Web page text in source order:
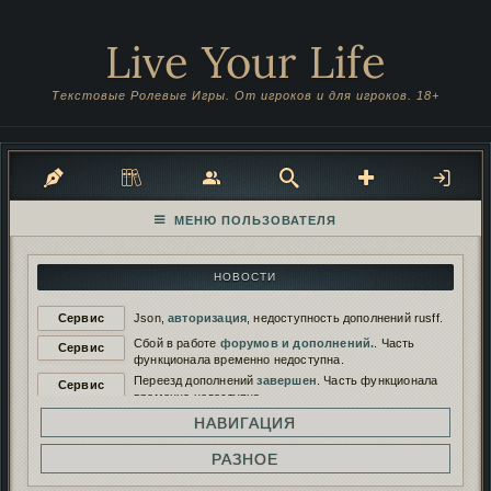
Live Your Life
Текстовые Ролевые Игры. От игроков и для игроков. 18+
НОВОСТИ
Сервис Json,авторизация , недоступность дополнений rusff.
Сервис Сбой в работе форумов и дополнений. . Часть
функционала временно недоступна.
Сервис
Переезд дополненийзавершен . Часть функционала
временно недоступна.
Переезд дополнений нановый сервер
будет временно недоступен.
Работа дополнений восстановлена. И снова
сломана...
НАВИГАЦИЯ
РАЗНОЕ